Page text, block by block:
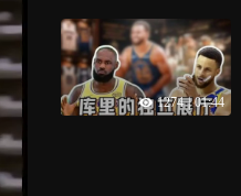
1274 | 01:44